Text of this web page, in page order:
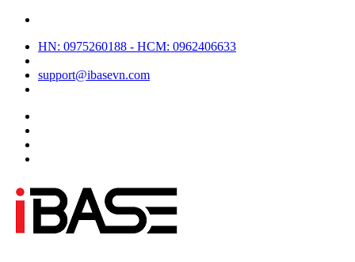
HN: 0975260188 - HCM: 0962406633
support@ibasevn.com